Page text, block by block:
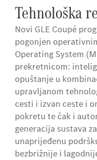
Tehnološka
Novi GLE Coupé
pogonjen
Operating System
prekretnicom:
opuštanje u
upravljanom
cesti i izvan ceste i
pokretu te čak i
generacija sustava
unaprijeđenu
bezbrižnije i